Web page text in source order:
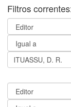
Filtros